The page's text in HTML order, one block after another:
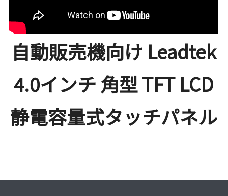
自動販売機向け Leadtek
4.0インチ 角型 TFT LCD
静電容量式タッチパネル